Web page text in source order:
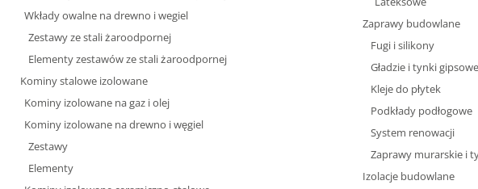
Wkłady owalne na drewno i wegiel
Zestawy ze stali żaroodpornej
Elementy zestawów ze stali żaroodpornej
Kominy stalowe izolowane
Kominy izolowane na gaz i olej
Kominy izolowane na drewno i węgiel
Zestawy
Elementy
Zaprawy budowlane
Fugi i silikony
Gładzie i tynki gipsowe
Kleje do płytek
Podkłady podłogowe
System renowacji
Zaprawy murarskie i
Izolacje budowlane